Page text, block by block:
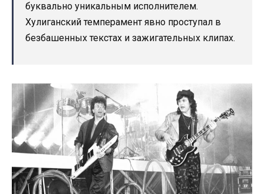
буквально уникальным исполнителем.
Хулиганский темперамент явно проступал в
безбашенных текстах и зажигательных клипах.